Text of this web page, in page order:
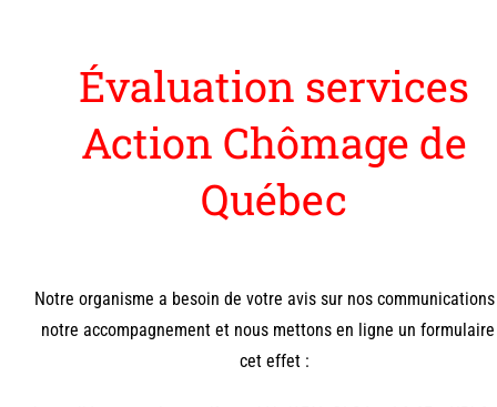
Évaluation services
Action Chômage de
Québec
Notre organisme a besoin de votre avis sur nos
notre accompagnement et nous mettons en ligne un
cet effet :